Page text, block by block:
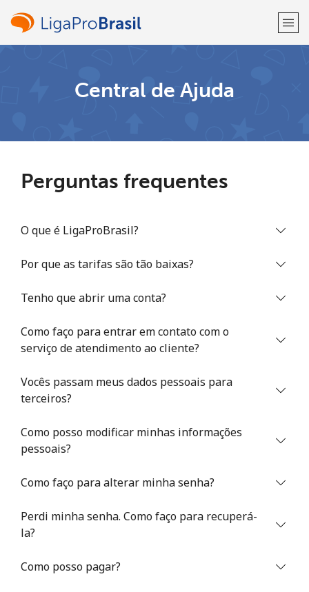
Mínimo de 8 caracteres
Uma letra maiúscula e minúscula
Um caractere especial
Central de Ajuda
Perguntas frequentes
O que é LigaProBrasil?
Por que as tarifas são tão baixas?
Tenho que abrir uma conta?
Como faço para entrar em contato com o
serviço de atendimento ao cliente?
Vocês passam meus dados pessoais para
terceiros?
Como posso modificar minhas informações
pessoais?
Como faço para alterar minha senha?
Perdi minha senha. Como faço para recuperá-
la?
Como posso pagar?